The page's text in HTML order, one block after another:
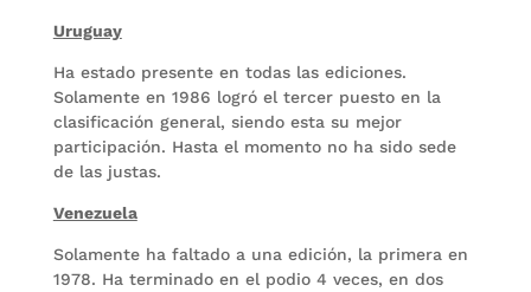
Uruguay
Ha estado presente en todas las ediciones.
Solamente en 1986 logró el tercer puesto en la
clasificación general, siendo esta su mejor
participación. Hasta el momento no ha sido sede
de las justas.
Venezuela
Solamente ha faltado a una edición, la primera en
1978. Ha terminado en el podio 4 veces, en dos